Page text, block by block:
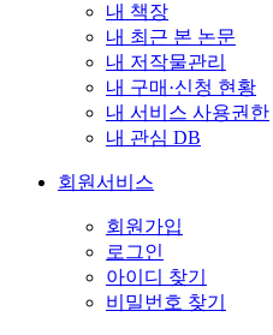
내 책장
내 최근 본 논문
내 저작물관리
내 구매·신청 현황
내 서비스 사용권한
내 관심 DB
회원서비스
회원가입
로그인
아이디 찾기
비밀번호 찾기